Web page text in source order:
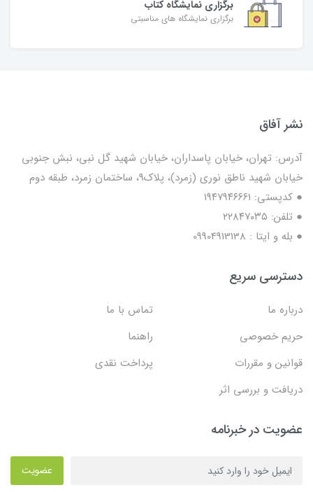
برگزاری نمایشگاه کتاب
برگزاری نمایشگاه های مناسبتی
نشر آفاق
آدرس: تهران، خیابان پاسداران، خیابان شهید گل نبی، نبش جنوبی
خیابان شهید ناطق نوری (زمرد)، پلاک9، ساختمان زمرد، طبقه دوم
● کدپستی: ۱۹۴۷۹۴۶۶۶۱
● تلفن: ٢٢٨۴٧۰۳۵
● بله و ایتا : 09904913138
دسترسی سریع
درباره ما
تماس با ما
حریم خصوصی
راهنما
قوانین و مقررات
پرداخت نقدی
دریافت و بررسی اثر
عضویت در خبرنامه
عضویت